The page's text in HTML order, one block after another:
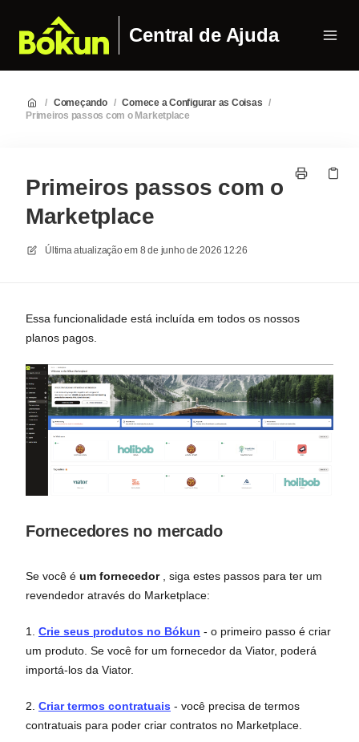
Central de Ajuda
/ Começando / Comece a Configurar as Coisas
/
Primeiros passos com o Marketplace
Primeiros passos com o
Marketplace
Última atualização em 8 de junho de 2026 12:26
Essa funcionalidade está incluída em todos os nossos
planos pagos.
Fornecedores no mercado
Se você é um fornecedor, siga estes passos para ter um
revendedor através do Marketplace:
1. Crie seus produtos no Bókun - o primeiro passo é criar
um produto. Se você for um fornecedor da Viator, poderá
importá-los da Viator.
2. Criar termos contratuais - você precisa de termos
contratuais para poder criar contratos no Marketplace.